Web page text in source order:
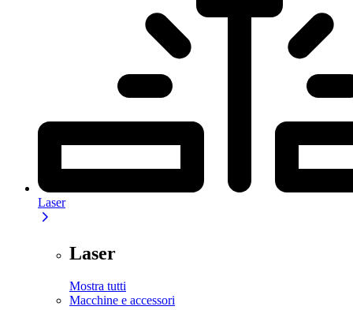
Laser
Laser
Mostra tutti
Macchine e accessori